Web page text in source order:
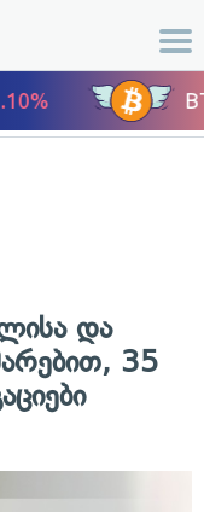
და
35